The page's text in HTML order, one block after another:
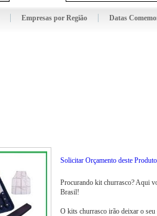
Empresas por Região Datas
Solicitar Orçamento deste Produto
Procurando kit churrasco? Aqui
Brasil!
O kits churrasco irão deixar o seu